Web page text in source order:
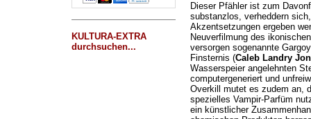
KULTURA-EXTRA
durchsuchen...
Dieser Pfähler ist zum
substanzlos, verheddern
Akzentsetzungen ergeben
Neuverfilmung des
versorgen sogenannte
Finsternis (Caleb Landry
Wasserspeier angelehnten
computergeneriert und
Overkill mutet es zudem an,
spezielles Vampir-Parfüm
ein künstlicher